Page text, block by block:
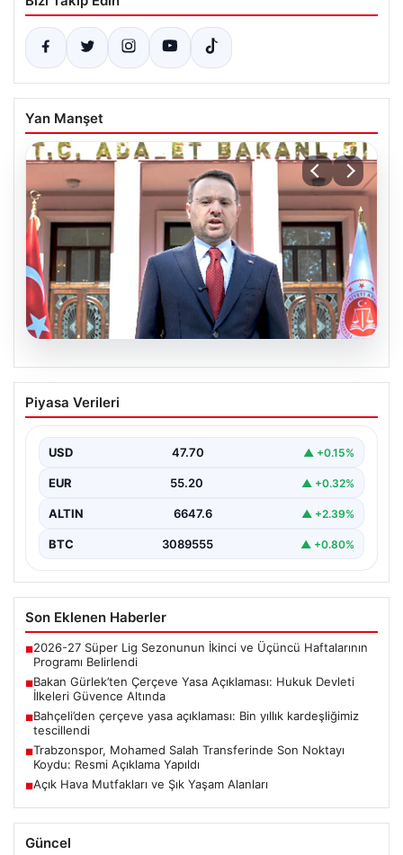
Yan Manşet
06.08.2026
Bakan Gürlek’ten Çerçeve Yasa
Açıklaması: Hukuk Devleti İlkeleri
Adalet Bakanı Akın Gürlek, Türkiye'nin terörden
yeni çerçeve…
Piyasa Verileri
USD 47.70 ▲ +0.15%
EUR 55.20 ▲ +0.32%
ALTIN 6647.6 ▲ +2.39%
BTC 3089555 ▲ +0.80%
Son Eklenen Haberler
■2026-27 Süper Lig Sezonunun İkinci ve Üçüncü Haftalarının
Programı Belirlendi
■Bakan Gürlek’ten Çerçeve Yasa Açıklaması: Hukuk Devleti
İlkeleri Güvence Altında
■Bahçeli’den çerçeve yasa açıklaması: Bin yıllık kardeşliğimiz
tescillendi
■Trabzonspor, Mohamed Salah Transferinde Son Noktayı
Koydu: Resmi Açıklama Yapıldı
■Açık Hava Mutfakları ve Şık Yaşam Alanları
Güncel